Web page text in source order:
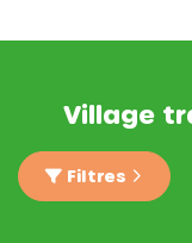
Village
Filtres